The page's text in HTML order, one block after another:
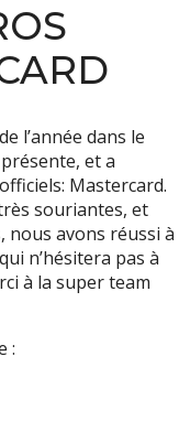
l’année dans le
et a
Mastercard.
souriantes, et
nous avons réussi à
n’hésitera pas à
à la super team
: